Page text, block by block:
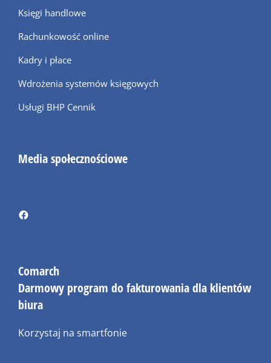
Księgi handlowe
Rachunkowość online
Kadry i płace
Wdrożenia systemów księgowych
Usługi BHP Cennik
Media społecznościowe
Comarch
Darmowy program do fakturowania dla klientów
biura
Korzystaj na smartfonie